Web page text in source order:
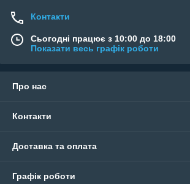
Контакти
Сьогодні працює з 10:00 до 18:00
Показати весь графік роботи
Про нас
Контакти
Доставка та оплата
Графік роботи